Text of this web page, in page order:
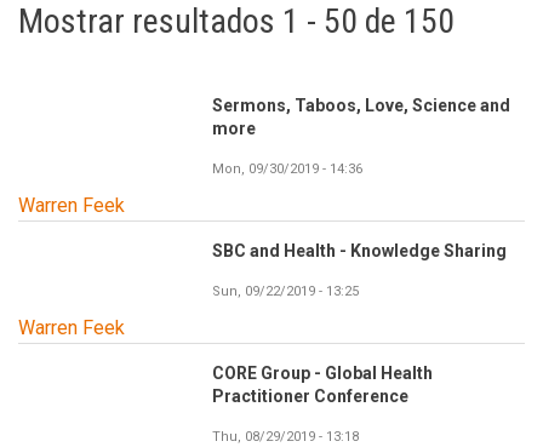
Mostrar resultados 1 - 50 de 150
Sermons, Taboos, Love, Science and
more
Mon, 09/30/2019 - 14:36
Warren Feek
SBC and Health - Knowledge Sharing
Sun, 09/22/2019 - 13:25
Warren Feek
CORE Group - Global Health
Practitioner Conference
Thu, 08/29/2019 - 13:18